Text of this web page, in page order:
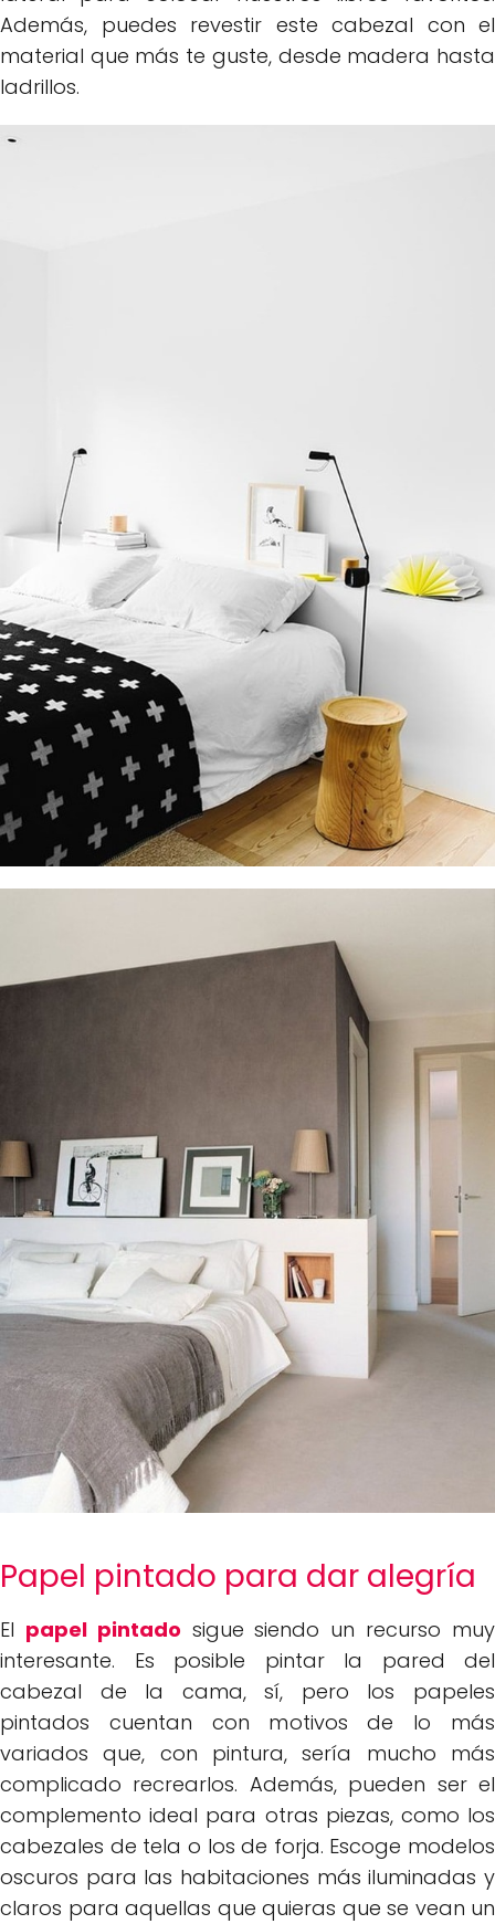
Además, puedes revestir este cabezal con el
material que más te guste, desde madera hasta
ladrillos.
Papel pintado para dar alegría
El papel pintado sigue siendo un recurso muy
interesante. Es posible pintar la pared del
cabezal de la cama, sí, pero los papeles
pintados cuentan con motivos de lo más
variados que, con pintura, sería mucho más
complicado recrearlos. Además, pueden ser el
complemento ideal para otras piezas, como los
cabezales de tela o los de forja. Escoge modelos
oscuros para las habitaciones más iluminadas y
claros para aquellas que quieras que se vean un